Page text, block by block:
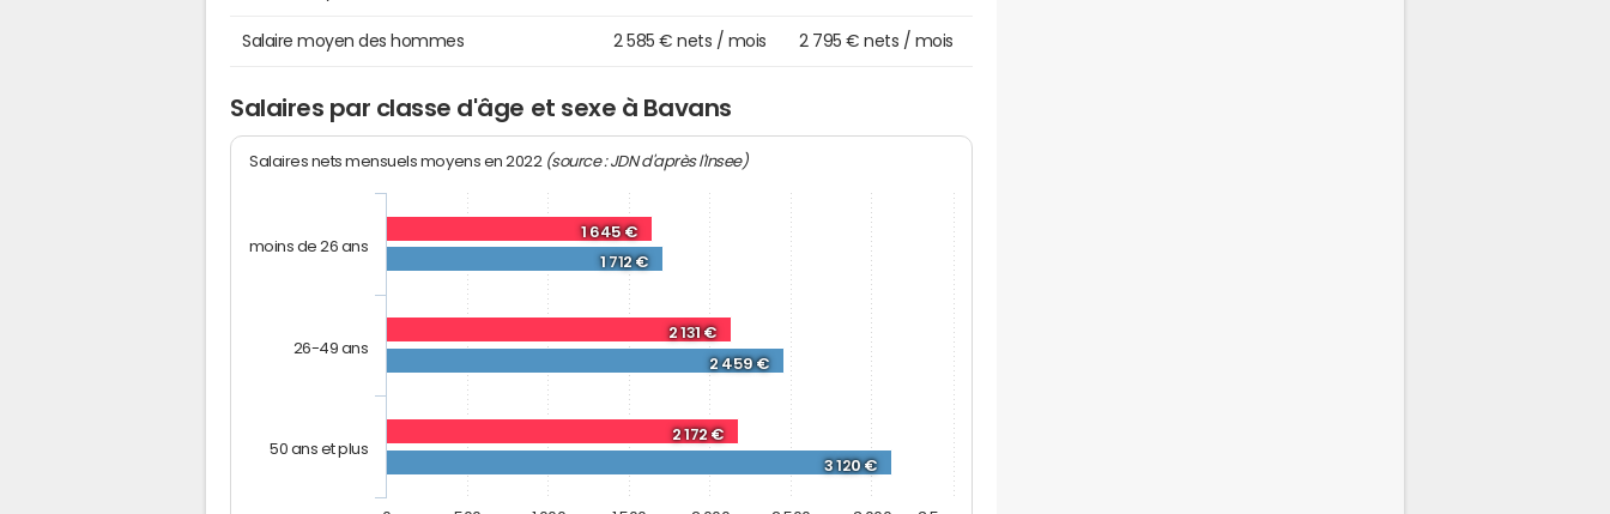
Salaire moyen des hommes 2 585 € nets / mois 2 795 € nets / mois
Salaires par classe d'âge et sexe à Bavans
Salaires nets mensuels moyens en 2022 (source : JDN d'après l'Insee)
1 645 €
2 131 €
2 172 €
1 712 €
2 459 €
3 120 €
moins de 26 ans
26-49 ans
50 ans et plus